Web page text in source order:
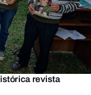
revista